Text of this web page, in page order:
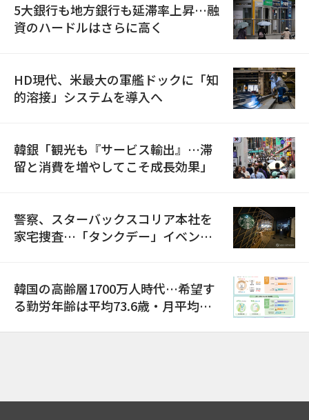
5大銀行も地方銀行も延滞率上昇…融
資のハードルはさらに高く
HD現代、米最大の軍艦ドックに「知
的溶接」システムを導入へ
韓銀「観光も『サービス輸出』…滞
留と消費を増やしてこそ成長効果」
警察、スターバックスコリア本社を
家宅捜査…「タンクデー」イベント
韓国の高齢層1700万人時代…希望す
る勤労年齢は平均73.6歳・月平均賃